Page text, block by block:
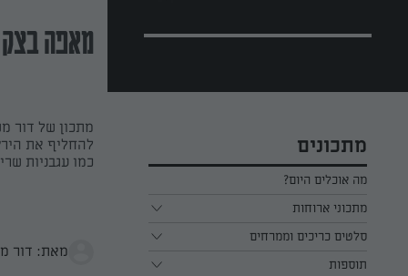
מתכונים
מה אוכלים היום?
מתכוני ארוחות
ארוחת בוקר
ארוחת צהריים
סלטים כריכים וממרחים
כל הסלטים כריכים וממרחים
תוספות
מאפה בצק
מתכון של דור
להחליף את
כמו עגבניות
מאת: דור